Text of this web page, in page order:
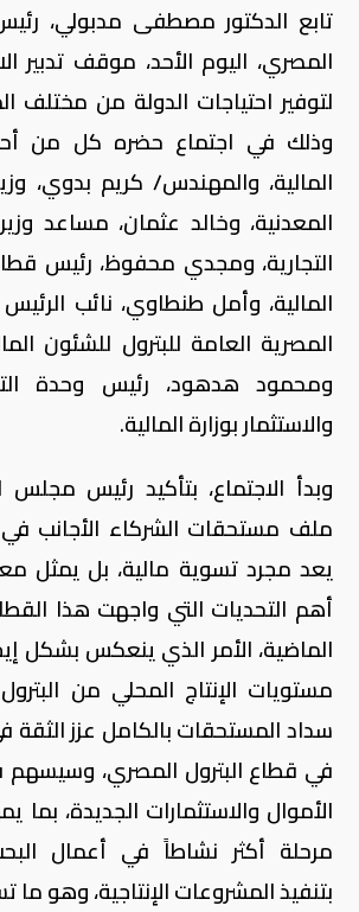
تابع الدكتور مصطفى مدبولي،
المصري، اليوم الأحد، موقف تدبير
لتوفير احتياجات الدولة من مختلف
وذلك في اجتماع حضره كل من
المالية، والمهندس/ كريم بدوي،
المعدنية، وخالد عثمان، مساعد
التجارية، ومجدي محفوظ، رئيس
المالية، وأمل طنطاوي، نائب الرئيس
المصرية العامة للبترول للشئون
ومحمود هدهود، رئيس وحدة
والاستثمار بوزارة المالية.
وبدأ الاجتماع، بتأكيد رئيس مجلس
ملف مستحقات الشركاء الأجانب في
يعد مجرد تسوية مالية، بل يمثل
أهم التحديات التي واجهت هذا
الماضية، الأمر الذي ينعكس بشكل
مستويات الإنتاج المحلي من
سداد المستحقات بالكامل عزز الثقة
في قطاع البترول المصري،
الأموال والاستثمارات الجديدة، بما
مرحلة أكثر نشاطاً في أعمال
بتنفيذ المشروعات الإنتاجية، وهو